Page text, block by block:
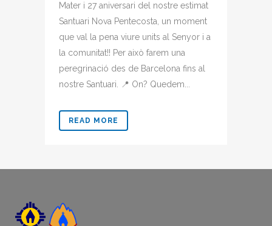
Mater i 27 aniversari del nostre estimat
Santuari Nova Pentecosta, un moment
que val la pena viure units al Senyor i a
la comunitat!! Per això farem una
peregrinació des de Barcelona fins al
nostre Santuari. 📍 On? Quedem...
READ MORE